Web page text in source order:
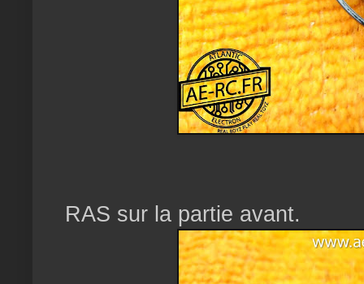
RAS sur la partie avant.